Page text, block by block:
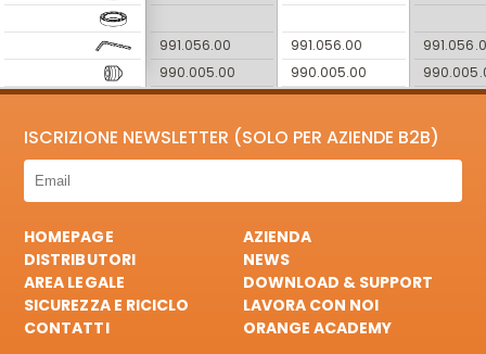
991.056.00
990.005.00
991.056.00
990.005.00
ISCRIZIONE NEWSLETTER (SOLO PER AZIENDE B2B)
HOMEPAGE
AZIENDA
DISTRIBUTORI
NEWS
AREA LEGALE
DOWNLOAD & SUPPORT
SICUREZZA E RICICLO
LAVORA CON NOI
CONTATTI
ORANGE ACADEMY